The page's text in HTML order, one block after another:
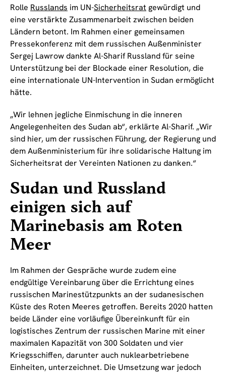
Rolle Russlands im UN-Sicherheitsrat gewürdigt und
eine verstärkte Zusammenarbeit zwischen beiden
Ländern betont. Im Rahmen einer gemeinsamen
Pressekonferenz mit dem russischen Außenminister
Sergej Lawrow dankte Al-Sharif Russland für seine
Unterstützung bei der Blockade einer Resolution, die
eine internationale UN-Intervention in Sudan ermöglicht
hätte.
„Wir lehnen jegliche Einmischung in die inneren
Angelegenheiten des Sudan ab“, erklärte Al-Sharif. „Wir
sind hier, um der russischen Führung, der Regierung und
dem Außenministerium für ihre solidarische Haltung im
Sicherheitsrat der Vereinten Nationen zu danken.“
Sudan und Russland
einigen sich auf
Marinebasis am Roten
Meer
Im Rahmen der Gespräche wurde zudem eine
endgültige Vereinbarung über die Errichtung eines
russischen Marinestützpunkts an der sudanesischen
Küste des Roten Meeres getroffen. Bereits 2020 hatten
beide Länder eine vorläufige Übereinkunft für ein
logistisches Zentrum der russischen Marine mit einer
maximalen Kapazität von 300 Soldaten und vier
Kriegsschiffen, darunter auch nuklearbetriebene
Einheiten, unterzeichnet. Die Umsetzung war jedoch